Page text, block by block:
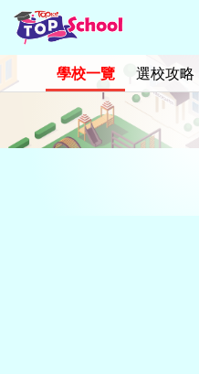
學校一覽 選校攻略